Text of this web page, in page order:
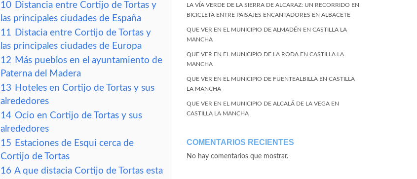
10 Distancia entre Cortijo de Tortas y
las principales ciudades de España
11 Distacia entre Cortijo de Tortas y
las principales ciudades de Europa
12 Más pueblos en el ayuntamiento de
Paterna del Madera
13 Hoteles en Cortijo de Tortas y sus
alrededores
14 Ocio en Cortijo de Tortas y sus
alrededores
15 Estaciones de Esqui cerca de
Cortijo de Tortas
16 A que distacia Cortijo de Tortas esta
LA VÍA VERDE DE LA SIERRA DE ALCARAZ: UN RECORRIDO EN
BICICLETA ENTRE PAISAJES ENCANTADORES EN ALBACETE
QUE VER EN EL MUNICIPIO DE ALMADÉN EN CASTILLA LA
MANCHA
QUE VER EN EL MUNICIPIO DE LA RODA EN CASTILLA LA
MANCHA
QUE VER EN EL MUNICIPIO DE FUENTEALBILLA EN CASTILLA
LA MANCHA
QUE VER EN EL MUNICIPIO DE ALCALÁ DE LA VEGA EN
CASTILLA LA MANCHA
COMENTARIOS RECIENTES
No hay comentarios que mostrar.